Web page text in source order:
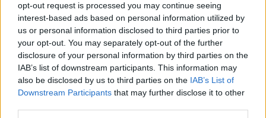
opt-out request is processed you may continue seeing
interest-based ads based on personal information utilized by
us or personal information disclosed to third parties prior to
your opt-out. You may separately opt-out of the further
disclosure of your personal information by third parties on the
IAB’s list of downstream participants. This information may
also be disclosed by us to third parties on the IAB’s List of
Downstream Participants that may further disclose it to other
ΟΤζάστιν Τίμπερλεϊκκαι η Τζέσικα Μπίελ
πώλησαν το ρετιρέ τριών υπνοδωματίων,
στη γειτονιά SoHo του Μανχάταν για 6,35
εκατομμύρια δολάρια.Το διαμέρισμα βγήκε
για πρώτη φορά προς πώληση τον Μάρτιο
για 7,99 εκατομμύρια δολάρια, σύμφωνα με